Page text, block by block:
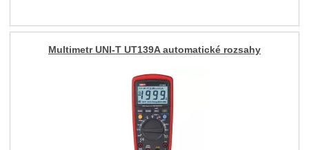
Multimetr UNI-T UT139A automatické rozsahy